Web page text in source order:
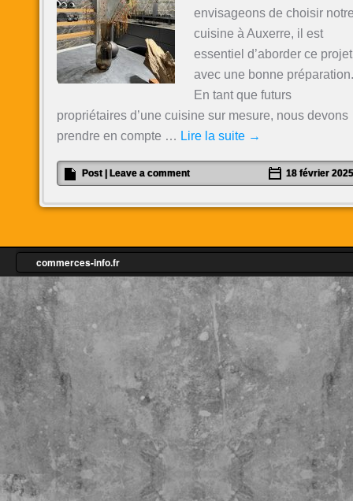
envisageons de choisir
cuisine à Auxerre, il est
essentiel d’aborder ce projet
avec une bonne préparation.
En tant que futurs
propriétaires d’une cuisine sur mesure, nous devons
prendre en compte … Lire la suite →
Post Leave a comment 18 février 2025
commerces-info.fr